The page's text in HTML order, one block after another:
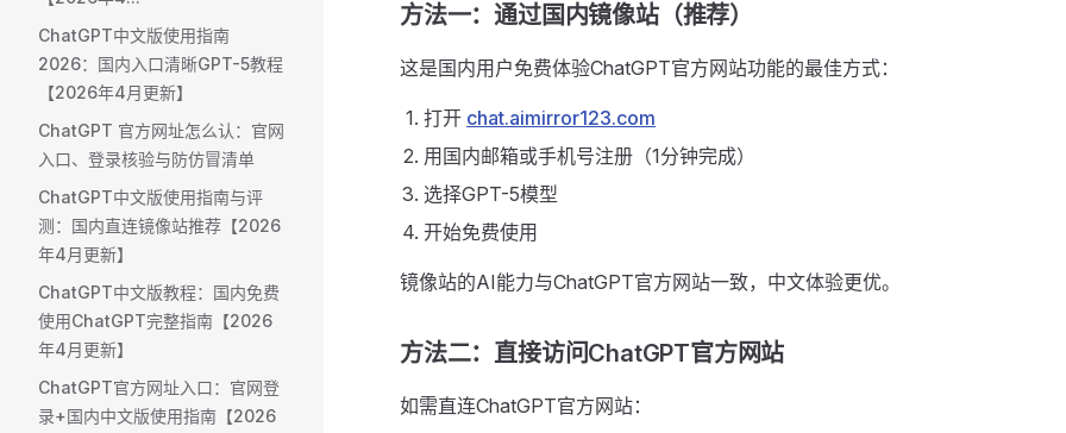
ChatGPT中文版使用指南
2026：国内入口清晰GPT-5教程
【2026年4月更新】
ChatGPT 官方网址怎么认：官网
入口、登录核验与防仿冒清单
ChatGPT中文版使用指南与评
测：国内直连镜像站推荐【2026
年4月更新】
ChatGPT中文版教程：国内免费
使用ChatGPT完整指南【2026
年4月更新】
ChatGPT官方网址入口：官网登
录+国内中文版使用指南【2026
方法一：通过国内镜像站（推荐）
这是国内用户免费体验ChatGPT官方网站功能的最佳方式：
打开 chat.aimirror123.com
用国内邮箱或手机号注册（1分钟完成）
选择GPT-5模型
开始免费使用
镜像站的AI能力与ChatGPT官方网站一致，中文体验更优。
方法二：直接访问ChatGPT官方网站
如需直连ChatGPT官方网站：